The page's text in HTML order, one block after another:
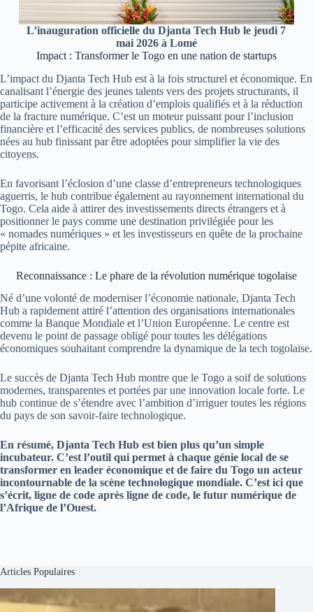
L’inauguration officielle du Djanta Tech Hub le jeudi 7
mai 2026 à Lomé
Impact : Transformer le Togo en une nation de startups
L’impact du Djanta Tech Hub est à la fois structurel et économique. En
canalisant l’énergie des jeunes talents vers des projets structurants, il
participe activement à la création d’emplois qualifiés et à la réduction
de la fracture numérique. C’est un moteur puissant pour l’inclusion
financière et l’efficacité des services publics, de nombreuses solutions
nées au hub finissant par être adoptées pour simplifier la vie des
citoyens.
En favorisant l’éclosion d’une classe d’entrepreneurs technologiques
aguerris, le hub contribue également au rayonnement international du
Togo. Cela aide à attirer des investissements directs étrangers et à
positionner le pays comme une destination privilégiée pour les
« nomades numériques » et les investisseurs en quête de la prochaine
pépite africaine.
Reconnaissance : Le phare de la révolution numérique togolaise
Né d’une volonté de moderniser l’économie nationale, Djanta Tech
Hub a rapidement attiré l’attention des organisations internationales
comme la Banque Mondiale et l’Union Européenne. Le centre est
devenu le point de passage obligé pour toutes les délégations
économiques souhaitant comprendre la dynamique de la tech togolaise.
Le succès de Djanta Tech Hub montre que le Togo a soif de solutions
modernes, transparentes et portées par une innovation locale forte. Le
hub continue de s’étendre avec l’ambition d’irriguer toutes les régions
du pays de son savoir-faire technologique.
En résumé, Djanta Tech Hub est bien plus qu’un simple
incubateur. C’est l’outil qui permet à chaque génie local de se
transformer en leader économique et de faire du Togo un acteur
incontournable de la scène technologique mondiale. C’est ici que
s’écrit, ligne de code après ligne de code, le futur numérique de
l’Afrique de l’Ouest.
Articles Populaires